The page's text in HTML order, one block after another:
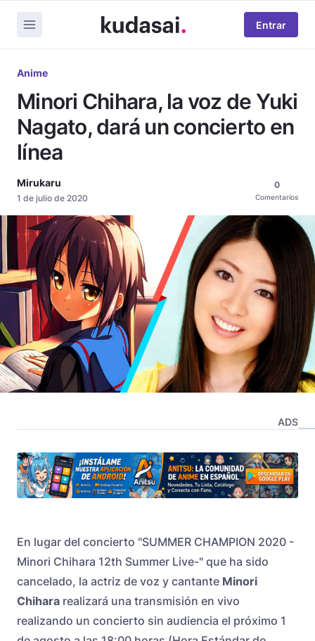
Entrar
Anime
Minori Chihara, la voz de Yuki
Nagato, dará un concierto en
línea
Mirukaru
1 de julio de 2020
0
Comentarios
ADS
En lugar del concierto "SUMMER CHAMPION 2020 -
Minori Chihara 12th Summer Live-" que ha sido
cancelado, la actriz de voz y cantante Minori
Chihara realizará una transmisión en vivo
realizando un concierto sin audiencia el próximo 1